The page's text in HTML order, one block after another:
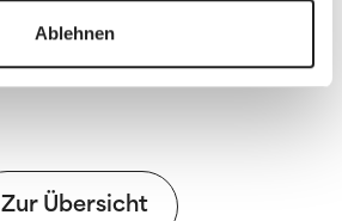
Ablehnen
Zur Übersicht